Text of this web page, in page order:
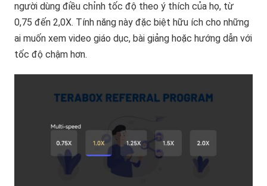
người dùng điều chỉnh tốc độ theo ý thích của họ, từ
0,75 đến 2,0X. Tính năng này đặc biệt hữu ích cho những
ai muốn xem video giáo dục, bài giảng hoặc hướng dẫn với
tốc độ chậm hơn.